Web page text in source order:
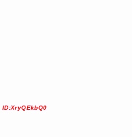
ID:XryQEkbQ0